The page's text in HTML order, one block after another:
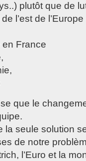
plutôt que de
l’est de
France
que le
la seule solution
de notre
l’Euro et la